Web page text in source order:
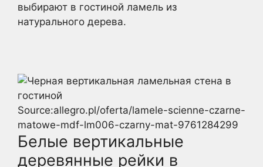
выбирают в гостиной ламель из
натурального дерева.
Source:allegro.pl/oferta/lamele-scienne-czarne-
matowe-mdf-lm006-czarny-mat-9761284299
Белые вертикальные
деревянные рейки в